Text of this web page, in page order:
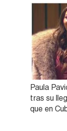
Paula
tras su
que en